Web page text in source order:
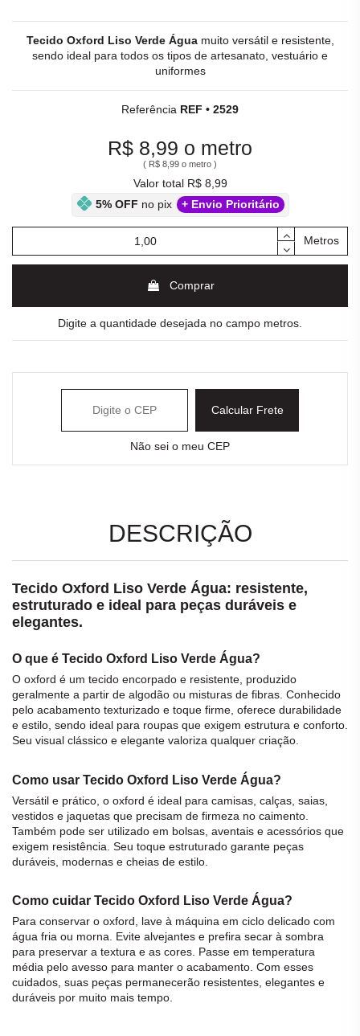
Tecido Oxford Liso Verde Águamuito versátil e resistente,
sendo ideal para todos os tipos de artesanato, vestuário e
uniformes
Referência REF • 2529
R$ 8,99 o metro
( R$ 8,99 o metro )
Valor total R$ 8,99
5% OFF no pix + Envio Prioritário
Metros
Comprar
Digite a quantidade desejada no campo metros.
Calcular Frete
Não sei o meu CEP
DESCRIÇÃO
Tecido Oxford Liso Verde Água: resistente,
estruturado e ideal para peças duráveis e
elegantes.
O que é Tecido Oxford Liso Verde Água?
O oxford é um tecido encorpado e resistente, produzido
geralmente a partir de algodão ou misturas de fibras. Conhecido
pelo acabamento texturizado e toque firme, oferece durabilidade
e estilo, sendo ideal para roupas que exigem estrutura e conforto.
Seu visual clássico e elegante valoriza qualquer criação.
Como usar Tecido Oxford Liso Verde Água?
Versátil e prático, o oxford é ideal para camisas, calças, saias,
vestidos e jaquetas que precisam de firmeza no caimento.
Também pode ser utilizado em bolsas, aventais e acessórios que
exigem resistência. Seu toque estruturado garante peças
duráveis, modernas e cheias de estilo.
Como cuidar Tecido Oxford Liso Verde Água?
Para conservar o oxford , lave à máquina em ciclo delicado com
água fria ou morna. Evite alvejantes e prefira secar à sombra
para preservar a textura e as cores. Passe em temperatura
média pelo avesso para manter o acabamento. Com esses
cuidados, suas peças permanecerão resistentes, elegantes e
duráveis por muito mais tempo.